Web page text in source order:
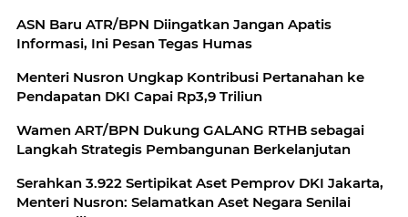
ASN Baru ATR/BPN Diingatkan Jangan Apatis
Informasi, Ini Pesan Tegas Humas
Menteri Nusron Ungkap Kontribusi Pertanahan ke
Pendapatan DKI Capai Rp3,9 Triliun
Wamen ART/BPN Dukung GALANG RTHB sebagai
Langkah Strategis Pembangunan Berkelanjutan
Serahkan 3.922 Sertipikat Aset Pemprov DKI Jakarta,
Menteri Nusron: Selamatkan Aset Negara Senilai